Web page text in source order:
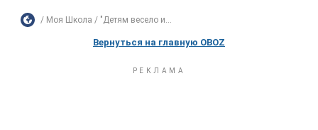
Моя Школа "Детям весело и...
Вернуться на главную OBOZ